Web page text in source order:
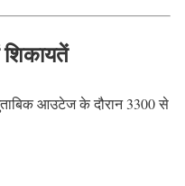
आउटेज के दौरान 3300 से